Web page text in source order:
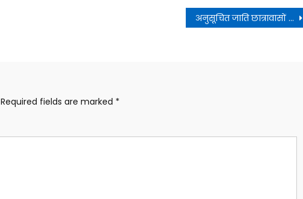
अनुसूचित जाति छात्रावासों का निर्माण अक्टूबर तक पूरा करने के निर्देश
Required fields are marked *